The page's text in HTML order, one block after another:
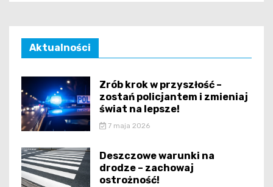
Aktualności
Zrób krok w przyszłość –
zostań policjantem i zmieniaj
świat na lepsze!
7 maja 2026
Deszczowe warunki na
drodze – zachowaj
ostrożność!